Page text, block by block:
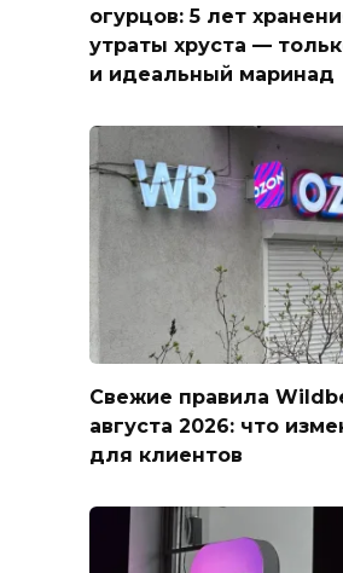
огурцов: 5 лет
утраты хруста —
и идеальный маринад
Свежие правила
августа 2026: что
для клиентов